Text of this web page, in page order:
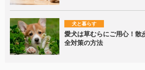
犬と暮らす
愛犬は草むらにご用心！散
全対策の方法